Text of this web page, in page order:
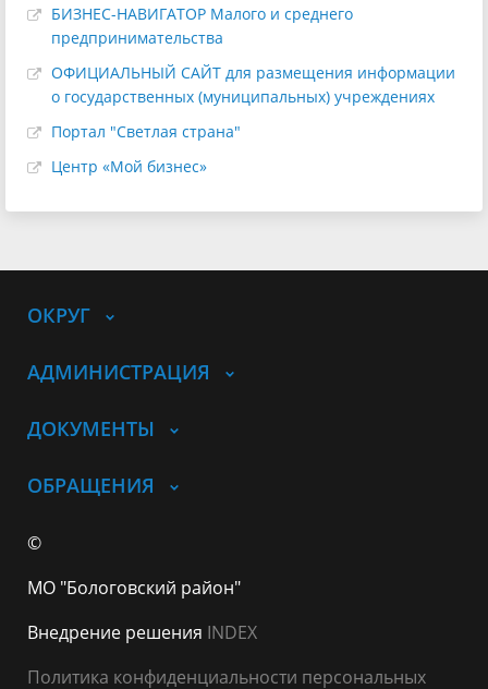
БИЗНЕС-НАВИГАТОР Малого и среднего
предпринимательства
ОФИЦИАЛЬНЫЙ САЙТ для размещения информации
о государственных (муниципальных) учреждениях
Портал "Светлая страна"
Центр «Мой бизнес»
ОКРУГ
АДМИНИСТРАЦИЯ
ДОКУМЕНТЫ
ОБРАЩЕНИЯ
©
МО "Бологовский район"
Внедрение решения INDEX
Политика конфиденциальности персональных